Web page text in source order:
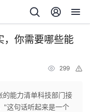
，你需要哪些能
299
的能力清单科技部门接
"这句话听起来是一个